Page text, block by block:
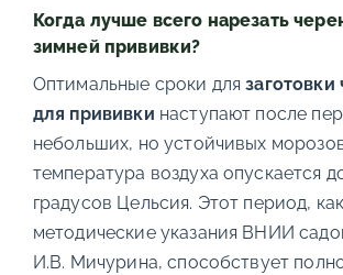
Когда лучше всего нарезать
зимней прививки?
Оптимальные сроки для
для прививки наступают после
небольших, но устойчивых
температура воздуха опускается
градусов Цельсия. Этот период,
методические указания ВНИИ
И.В. Мичурина, способствует